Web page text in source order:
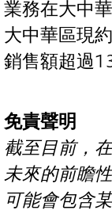
業務在大中
大中華區現
銷售額超過
免責聲明
截至目前，
未來的前瞻
可能會包含